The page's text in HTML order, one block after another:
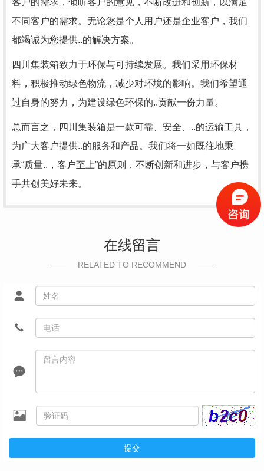
客户的需求，倾听客户的意见，不断改进和创新，以满足
不同客户的需求。无论您是个人用户还是企业客户，我们
都竭诚为您提供..的解决方案。
四川集装箱致力于环保与可持续发展。我们采用环保材
料，积极推动绿色物流，减少对环境的影响。我们希望通
过自身的努力，为建设绿色环保的..贡献一份力量。
总而言之，四川集装箱是一款可靠、安全、..的运输工具，
为广大客户提供..的服务和产品。我们将一如既往地秉
承“质量..，客户至上”的原则，不断创新和进步，与客户携
手共创美好未来。
在线留言
RELATED TO RECOMMEND
提交